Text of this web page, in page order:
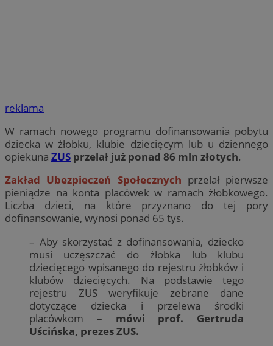
reklama
W ramach nowego programu dofinansowania pobytu
dziecka w żłobku, klubie dziecięcym lub u dziennego
opiekuna ZUS przelał już ponad 86 mln złotych.
Zakład Ubezpieczeń Społecznych przelał pierwsze
pieniądze na konta placówek w ramach żłobkowego.
Liczba dzieci, na które przyznano do tej pory
dofinansowanie, wynosi ponad 65 tys.
– Aby skorzystać z dofinansowania, dziecko
musi uczęszczać do żłobka lub klubu
dziecięcego wpisanego do rejestru żłobków i
klubów dziecięcych. Na podstawie tego
rejestru ZUS weryfikuje zebrane dane
dotyczące dziecka i przelewa środki
placówkom – mówi prof. Gertruda
Uścińska, prezes ZUS.